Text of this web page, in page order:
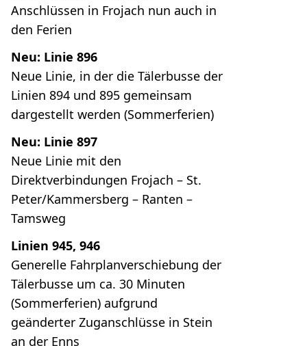
Anschlüssen in Frojach nun auch in
den Ferien
Neu: Linie 896
Neue Linie, in der die Tälerbusse der
Linien 894 und 895 gemeinsam
dargestellt werden (Sommerferien)
Neu: Linie 897
Neue Linie mit den
Direktverbindungen Frojach – St.
Peter/Kammersberg – Ranten –
Tamsweg
Linien 945, 946
Generelle Fahrplanverschiebung der
Tälerbusse um ca. 30 Minuten
(Sommerferien) aufgrund
geänderter Zuganschlüsse in Stein
an der Enns